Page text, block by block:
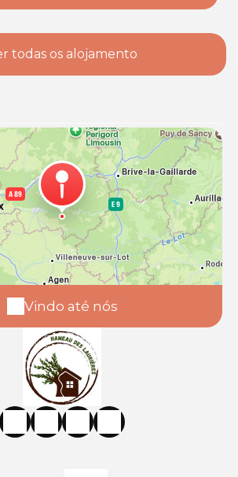
todas os alojamento
Vindo até nós